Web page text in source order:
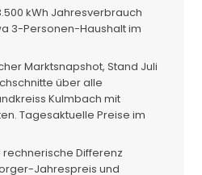
kWh Jahresverbrauch
3-Personen-Haushalt im
Marktsnapshot, Stand Juli
über alle
Kulmbach mit
Tagesaktuelle Preise im
Differenz
Jahrespreis und